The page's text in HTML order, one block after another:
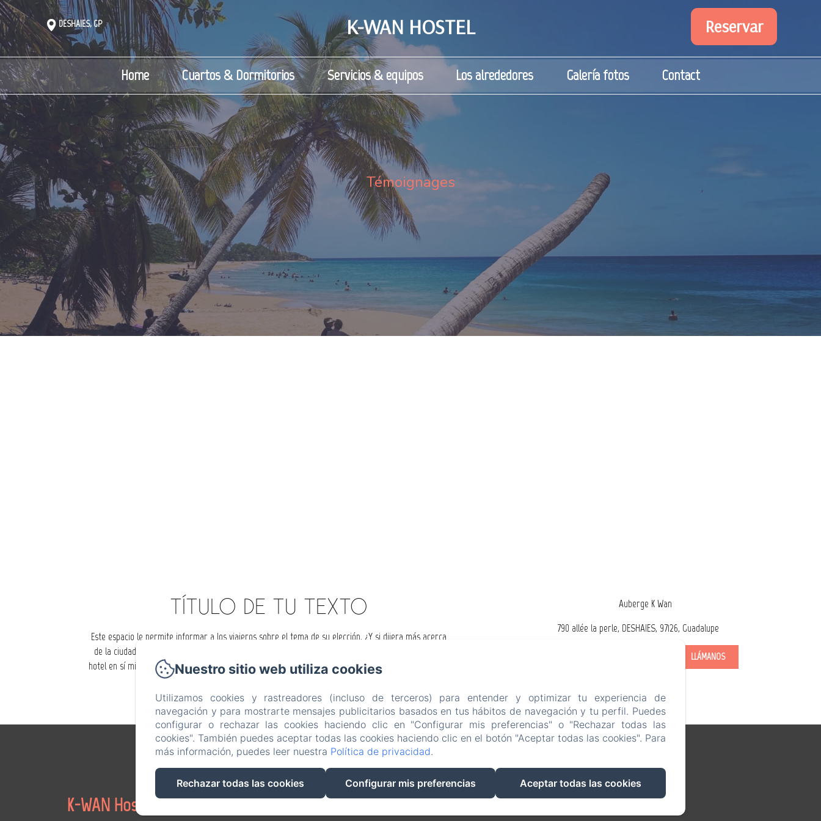
DESHAIES, GP K-WAN HOSTEL Reservar
Home Cuartos & Dormitorios Servicios & equipos Los alrededores Galería fotos Contact
Témoignages
TÍTULO DE TU TEXTO
Este espacio le permite informar a los viajeros sobre el tema de su elección. ¿Y si dijera más acerca
de la ciudad de su hotel y actividades para hacer? Puede optar por poner un texto que describa el
hotel en sí mismo y expresar el servicio y la atención que puede brindar a sus invitados. Este texto es
Auberge K Wan
790 allée la perle, DESHAIES, 97126, Guadalupe
LLÁMANOS
K-WAN Hostel
790 allée la perle, DESHAIES Teléfono: 0690240954 / 0616051087
aubergekawane@gmail.com
Home
Cuartos & Dormitorios Servicios & equipo Los alrededores
Galería de fotos
Nuestro sitio web utiliza cookies
Utilizamos cookies y rastreadores (incluso de terceros) para entender y optimizar tu experiencia de
navegación y para mostrarte mensajes publicitarios basados en tus hábitos de navegación y tu perfil. Puedes
configurar o rechazar las cookies haciendo clic en "Configurar mis preferencias" o "Rechazar todas las
cookies". También puedes aceptar todas las cookies haciendo clic en el botón "Aceptar todas las cookies". Para
más información, puedes leer nuestra Política de privacidad.
Rechazar todas las cookies Configurar mis preferencias Aceptar todas las cookies